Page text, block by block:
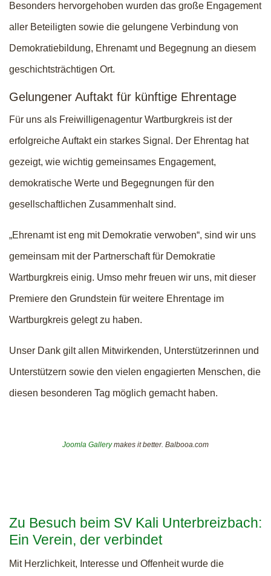
Besonders hervorgehoben wurden das große Engagement
aller Beteiligten sowie die gelungene Verbindung von
Demokratiebildung, Ehrenamt und Begegnung an diesem
geschichtsträchtigen Ort.
Gelungener Auftakt für künftige Ehrentage
Für uns als Freiwilligenagentur Wartburgkreis ist der
erfolgreiche Auftakt ein starkes Signal. Der Ehrentag hat
gezeigt, wie wichtig gemeinsames Engagement,
demokratische Werte und Begegnungen für den
gesellschaftlichen Zusammenhalt sind.
„Ehrenamt ist eng mit Demokratie verwoben“, sind wir uns
gemeinsam mit der Partnerschaft für Demokratie
Wartburgkreis einig. Umso mehr freuen wir uns, mit dieser
Premiere den Grundstein für weitere Ehrentage im
Wartburgkreis gelegt zu haben.
Unser Dank gilt allen Mitwirkenden, Unterstützerinnen und
Unterstützern sowie den vielen engagierten Menschen, die
diesen besonderen Tag möglich gemacht haben.
Joomla Gallerymakes it better. Balbooa.com
Zu Besuch beim SV Kali Unterbreizbach:
Ein Verein, der verbindet
Mit Herzlichkeit, Interesse und Offenheit wurde die